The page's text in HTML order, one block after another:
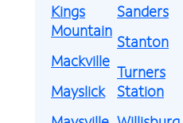
Kings
Mountain
Mackville
Mayslick
Sanders
Stanton
Turners
Station